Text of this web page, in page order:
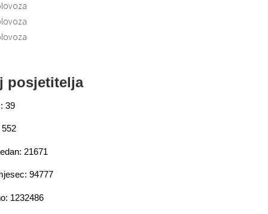
posjetitelja
39
21671
94777
1232486